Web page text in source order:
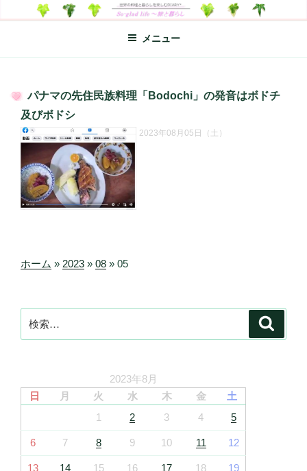
ン
ン
SO-GLAD LIFE～旅と暮らし
世界の料理のエッセイやレシピ、シンプルライフ、楽しい暮らしなどを
綴る、世界248か国を旅した松本あづさのDIARYです
メニュー
投
稿
日:
パナマの先住民族料理「Bodochi」の発音はボドチ
及びボドシ
2023年08月05日（土）
ホーム » 2023 » 08 » 05
索:
2023年8月
日
月 火 水 木 金
土
1
2 3 4 5
6 7 8 9 10 11 12
13 14 15 16 17 18 19